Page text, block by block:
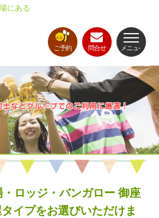
にある
問合せ
ご予約 メニュ-
ロッジ・バンガロー 御座
イプをお選びいただけま